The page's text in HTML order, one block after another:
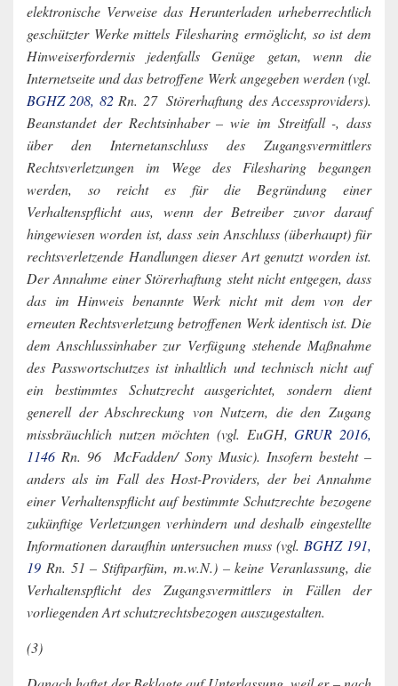
elektronische Verweise das Herunterladen urheberrechtlich
geschützter Werke mittels Filesharing ermöglicht, so ist dem
Hinweiserfordernis jedenfalls Genüge getan, wenn die
Internetseite und das betroffene Werk angegeben werden (vgl.
BGHZ 208, 82Rn. 27 ­ Störerhaftung des Accessproviders).
Beanstandet der Rechtsinhaber – wie im Streitfall -, dass
über den Internetanschluss des Zugangsvermittlers
Rechtsverletzungen im Wege des Filesharing begangen
werden, so reicht es für die Begründung einer
Verhaltenspflicht aus, wenn der Betreiber zuvor darauf
hingewiesen worden ist, dass sein Anschluss (überhaupt) für
rechtsverletzende Handlungen dieser Art genutzt worden ist.
Der Annahme einer Störerhaftung steht nicht entgegen, dass
das im Hinweis benannte Werk nicht mit dem von der
erneuten Rechtsverletzung betroffenen Werk identisch ist. Die
dem Anschlussinhaber zur Verfügung stehende Maßnahme
des Passwortschutzes ist inhaltlich und technisch nicht auf
ein bestimmtes Schutzrecht ausgerichtet, sondern dient
generell der Abschreckung von Nutzern, die den Zugang
missbräuchlich nutzen möchten (vgl. EuGH,GRUR 2016,
1146Rn. 96 ­ McFadden/ Sony Music). Insofern besteht –
anders als im Fall des Host-Providers, der bei Annahme
einer Verhaltenspflicht auf bestimmte Schutzrechte bezogene
zukünftige Verletzungen verhindern und deshalb eingestellte
Informationen daraufhin untersuchen muss (vgl. BGHZ 191,
19 Rn. 51 – Stiftparfüm, m.w.N.) – keine Veranlassung, die
Verhaltenspflicht des Zugangsvermittlers in Fällen der
vorliegenden Art schutzrechtsbezogen auszugestalten.
(3)